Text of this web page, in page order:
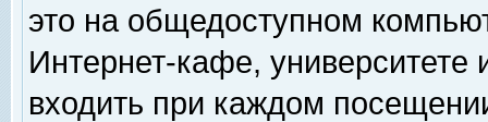
это на общедоступном
Интернет-кафе, университете
входить при каждом